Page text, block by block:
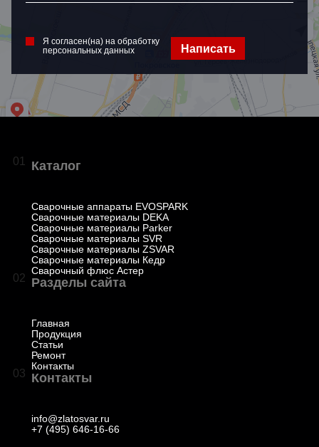
Я согласен(на) на обработку
персональных данных
Написать
01 Каталог
Сварочные аппараты EVOSPARK
Сварочные материалы DEKA
Сварочные материалы Parker
Сварочные материалы SVR
Сварочные материалы ZSVAR
Сварочные материалы Кедр
Сварочный флюс Астер
02 Разделы сайта
Главная
Продукция
Статьи
Ремонт
Контакты
03 Контакты
info@zlatosvar.ru
+7 (495) 646-16-66